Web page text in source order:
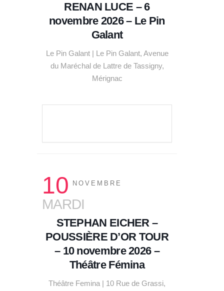
RENAN LUCE – 6
novembre 2026 – Le Pin
Galant
Le Pin Galant | Le Pin Galant, Avenue
du Maréchal de Lattre de Tassigny,
Mérignac
10 NOVEMBRE
MARDI
STEPHAN EICHER –
POUSSIÈRE D’OR TOUR
– 10 novembre 2026 –
Théâtre Fémina
Théâtre Femina | 10 Rue de Grassi,